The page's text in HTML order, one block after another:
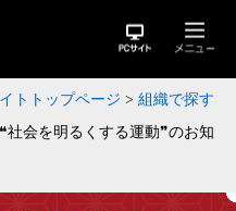
トトップページ > 組織で探す
❝社会を明るくする運動❞のお知